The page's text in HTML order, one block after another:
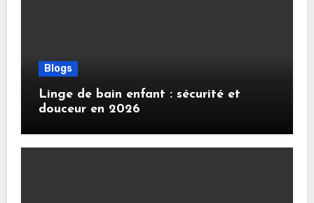
Blogs
Linge de bain enfant : sécurité et
douceur en 2026